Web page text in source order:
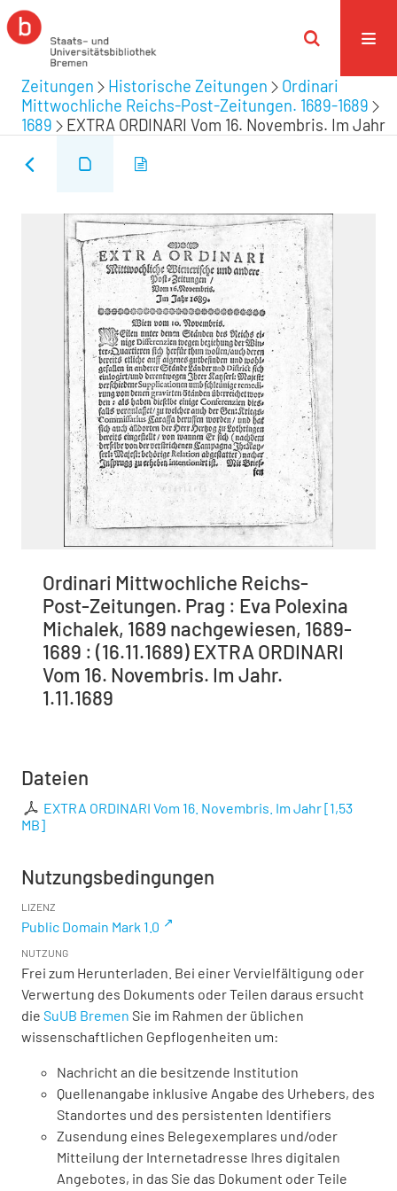
Zeitungen Historische Zeitungen
Ordinari
Mittwochliche Reichs-Post-Zeitungen. 1689-1689
1689
EXTRA ORDINARI Vom 16. Novembris. Im Jahr
Ordinari Mittwochliche Reichs-
Post-Zeitungen. Prag : Eva Polexina
Michalek, 1689 nachgewiesen, 1689-
1689 : (16.11.1689) EXTRA ORDINARI
Vom 16. Novembris. Im Jahr.
1.11.1689
Dateien
EXTRA ORDINARI Vom 16. Novembris. Im Jahr[1,53
MB]
Nutzungsbedingungen
LIZENZ
Public Domain Mark 1.0
NUTZUNG
Frei zum Herunterladen. Bei einer Vervielfältigung oder
Verwertung des Dokuments oder Teilen daraus ersucht
die SuUB Bremen Sie im Rahmen der üblichen
wissenschaftlichen Gepflogenheiten um:
Nachricht an die besitzende Institution
Quellenangabe inklusive Angabe des Urhebers, des
Standortes und des persistenten Identifiers
Zusendung eines Belegexemplares und/oder
Mitteilung der Internetadresse Ihres digitalen
Angebotes, in das Sie das Dokument oder Teile